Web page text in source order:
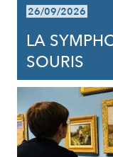
26/09/2026
LA
SOURIS